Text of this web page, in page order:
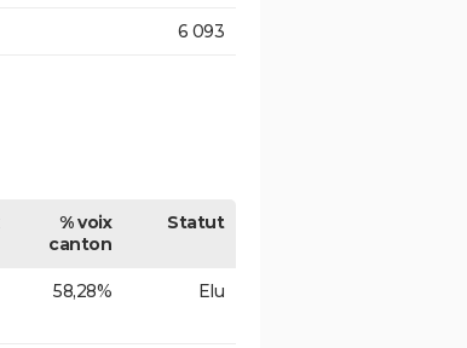
6 093
% voix
canton
Statut
58,28% Elu